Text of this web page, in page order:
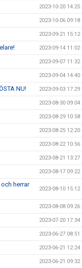
2023-10-20 14:25
2023-10-06 09:18
2023-09-21 15:12
2023-09-14 11:02
2023-09-07 11:32
2023-09-04 14:40
NU! 2023-09-03 17:29
2023-08-30 09:04
2023-08-29 10:58
2023-08-25 12:20
2023-08-22 10:56
2023-08-21 13:27
2023-08-17 09:22
herrar
2023-08-10 15:12
2023-08-08 09:26
2023-07-20 17:34
2023-06-27 08:51
2023-06-21 12:24
2023-06-21 09:32